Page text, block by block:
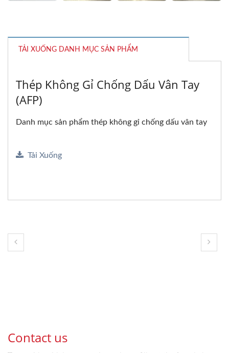
TẢI XUỐNG DANH MỤC SẢN PHẨM
Thép Không Gỉ Chống Dấu Vân Tay
(AFP)
Danh mục sản phẩm thép không gỉ chống dấu vân tay
Tải Xuống